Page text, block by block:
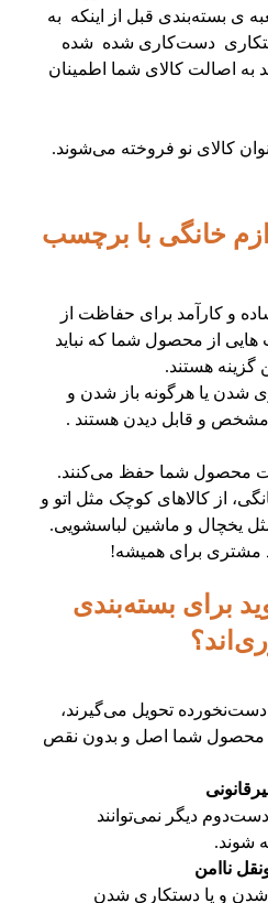
ی بسته‌بندی قبل از اینکه به
دست‌کاری شده شده
به اصالت کالای شما اطمینان
کالای نو فروخته می‌شوند.
خانگی با برچسب
و کارآمد برای حفاظت از
هایی از محصول شما که نباید
گزینه هستند.
شدن یا هرگونه باز شدن و
و قابل دیدن هستند .
محصول شما حفظ می‌کنند.
از کالاهای کوچک مثل اتو و
یخچال و ماشین لباسشویی.
مشتری برای همیشه!
برای بسته‌بندی
تحویل می‌گیرند،
محصول شما اصل و بدون نقص
دیگر نمی‌توانند
شوند.
ناامن
شدن و یا دستکاری شدن